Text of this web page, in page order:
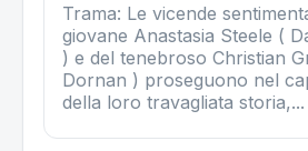
Trama: Le vicende
giovane Anastasia Steele (
) e del tenebroso Christian
Dornan ) proseguono nel
della loro travagliata storia,...